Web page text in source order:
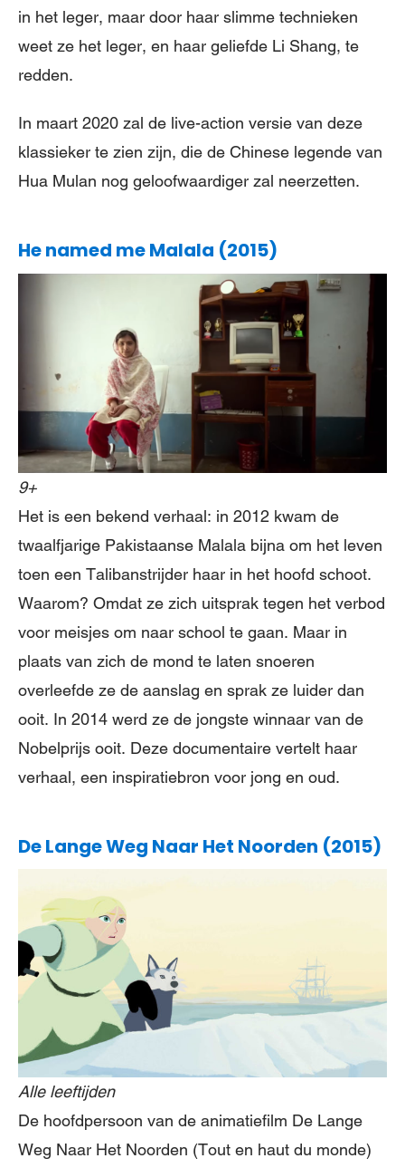
in het leger, maar door haar slimme technieken
weet ze het leger, en haar geliefde Li Shang, te
redden.
In maart 2020 zal de live-action versie van deze
klassieker te zien zijn, die de Chinese legende van
Hua Mulan nog geloofwaardiger zal neerzetten.
He named me Malala (2015)
9+
Het is een bekend verhaal: in 2012 kwam de
twaalfjarige Pakistaanse Malala bijna om het leven
toen een Talibanstrijder haar in het hoofd schoot.
Waarom? Omdat ze zich uitsprak tegen het verbod
voor meisjes om naar school te gaan. Maar in
plaats van zich de mond te laten snoeren
overleefde ze de aanslag en sprak ze luider dan
ooit. In 2014 werd ze de jongste winnaar van de
Nobelprijs ooit. Deze documentaire vertelt haar
verhaal, een inspiratiebron voor jong en oud.
De Lange Weg Naar Het Noorden (2015)
Alle leeftijden
De hoofdpersoon van de animatiefilm De Lange
Weg Naar Het Noorden (Tout en haut du monde)